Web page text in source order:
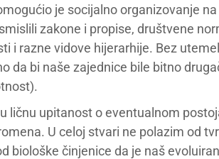
je socijalno organizovanje
zakone i propise, društvene
i razne vidove hijerarhije. Bez
da bi naše zajednice bile bitno
ličnu upitanost o eventualnom
U celoj stvari ne polazim od
biološke činjenice da je naš